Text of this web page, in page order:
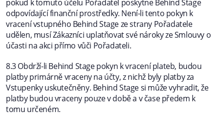
pokud k tomuto účelu Pořadatel poskytne Behind Stage
odpovídající finanční prostředky. Není-li tento pokyn k
vracení vstupného Behind Stage ze strany Pořadatele
udělen, musí Zákazníci uplatňovat své nároky ze Smlouvy o
účasti na akci přímo vůči Pořadateli.
8.3 Obdrží-li Behind Stage pokyn k vracení plateb, budou
platby primárně vraceny na účty, z nichž byly platby za
Vstupenky uskutečněny. Behind Stage si může vyhradit, že
platby budou vraceny pouze v době a v čase předem k
tomu určeném.